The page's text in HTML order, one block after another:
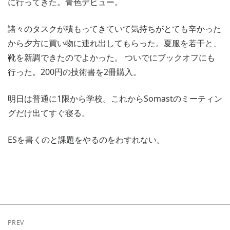
諸々のタスクが積もってきていて気持ちがとても辛かった
から夕方に買い物に連れ出してもらった。夏服を若干と、
靴を新調できたのでよかった。 ついでにブックオフにも
行った。200円の技術書を2冊購入。
明日は普通に1限から学校。これからSomastのミーティン
グだけ出てすぐ寝る。
ESを書くのと課題をやるのをわすれない。
PREV